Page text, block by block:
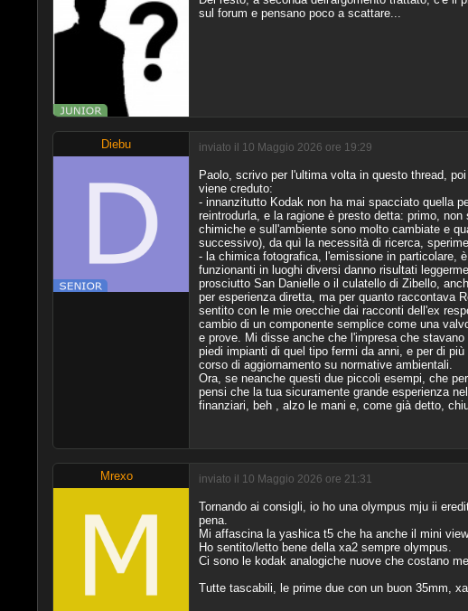
sul forum e pensano poco a scattare...
Diebu inviato il 10 Maggio 2026 ore 19:29
Paolo, scrivo per l'ultima volta in questo thread,
viene creduto:
- innanzitutto Kodak non ha mai spacciato quella
reintrodurla, e la ragione è presto detta: primo,
chimiche e sull'ambiente sono molto cambiate e
successivo), da quì la necessità di ricerca,
- la chimica fotografica, l'emissione in particolare,
funzionanti in luoghi diversi danno risultati
prosciutto San Danielle o il culatello di Zibello,
per esperienza diretta, ma per quanto raccontava
sentito con le mie orecchie dai racconti dell'ex
cambio di un componente semplice come una
e prove. Mi disse anche che l'impresa che
piedi impianti di quel tipo fermi da anni, e per di
corso di aggiornamento su normative ambientali.
Ora, se neanche questi due piccoli esempi, che
pensi che la tua sicuramente grande esperienza
finanziari, beh , alzo le mani e, come già detto,
Mrexo inviato il 10 Maggio 2026 ore 21:31
Tornando ai consigli, io ho una olympus mju ii
pena.
Mi affascina la yashica t5 che ha anche il mini
Ho sentito/letto bene della xa2 sempre olympus.
Ci sono le kodak analogiche nuove che costano
Tutte tascabili, le prime due con un buon 35mm,